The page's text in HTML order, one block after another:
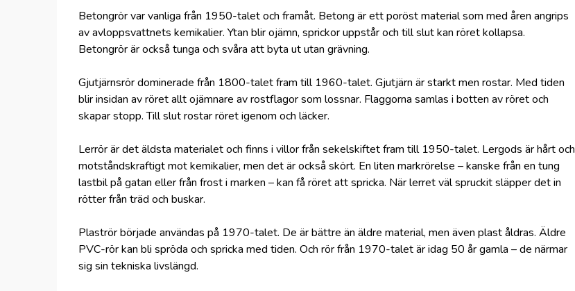
Betongrör var vanliga från 1950-talet och framåt. Betong är ett poröst material som med åren angrips
av avloppsvattnets kemikalier. Ytan blir ojämn, sprickor uppstår och till slut kan röret kollapsa.
Betongrör är också tunga och svåra att byta ut utan grävning.
Gjutjärnsrör dominerade från 1800-talet fram till 1960-talet. Gjutjärn är starkt men rostar. Med tiden
blir insidan av röret allt ojämnare av rostflagor som lossnar. Flaggorna samlas i botten av röret och
skapar stopp. Till slut rostar röret igenom och läcker.
Lerrör är det äldsta materialet och finns i villor från sekelskiftet fram till 1950-talet. Lergods är hårt och
motståndskraftigt mot kemikalier, men det är också skört. En liten markrörelse – kanske från en tung
lastbil på gatan eller från frost i marken – kan få röret att spricka. När lerret väl spruckit släpper det in
rötter från träd och buskar.
Plaströr började användas på 1970-talet. De är bättre än äldre material, men även plast åldras. Äldre
PVC-rör kan bli spröda och spricka med tiden. Och rör från 1970-talet är idag 50 år gamla – de närmar
sig sin tekniska livslängd.